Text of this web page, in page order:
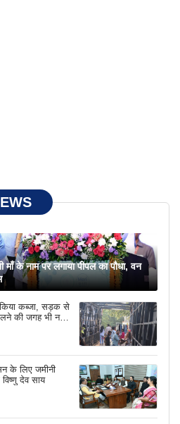
के नाम पर लगाया पीपल का पौधा, वन
किया कब्जा, सड़क से
की जगह भी नहीं
के लिए जमीनी
देव साय